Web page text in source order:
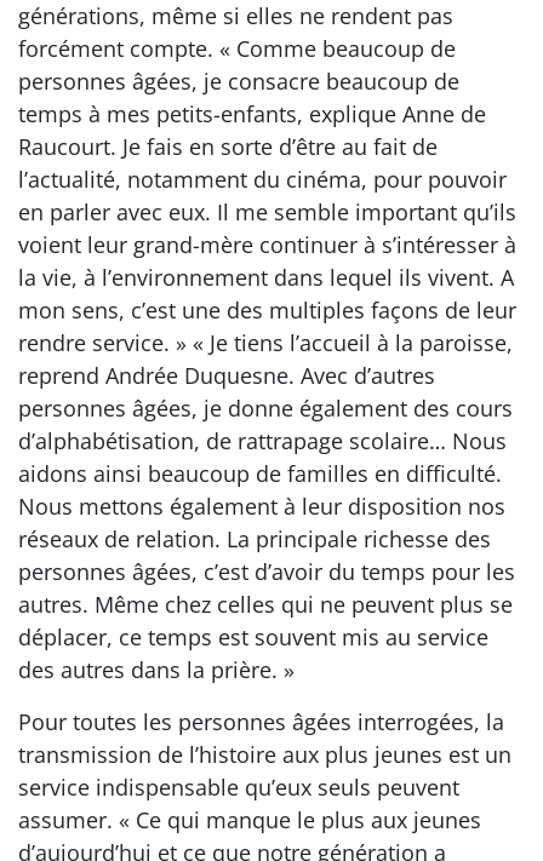
générations, même si elles ne rendent pas
forcément compte. « Comme beaucoup de
personnes âgées, je consacre beaucoup de
temps à mes petits-enfants, explique Anne de
Raucourt. Je fais en sorte d’être au fait de
l’actualité, notamment du cinéma, pour pouvoir
en parler avec eux. Il me semble important qu’ils
voient leur grand-mère continuer à s’intéresser à
la vie, à l’environnement dans lequel ils vivent. A
mon sens, c’est une des multiples façons de leur
rendre service. » « Je tiens l’accueil à la paroisse,
reprend Andrée Duquesne. Avec d’autres
personnes âgées, je donne également des cours
d’alphabétisation, de rattrapage scolaire… Nous
aidons ainsi beaucoup de familles en difficulté.
Nous mettons également à leur disposition nos
réseaux de relation. La principale richesse des
personnes âgées, c’est d’avoir du temps pour les
autres. Même chez celles qui ne peuvent plus se
déplacer, ce temps est souvent mis au service
des autres dans la prière. »
Pour toutes les personnes âgées interrogées, la
transmission de l’histoire aux plus jeunes est un
service indispensable qu’eux seuls peuvent
assumer. « Ce qui manque le plus aux jeunes
d’aujourd’hui et ce que notre génération a